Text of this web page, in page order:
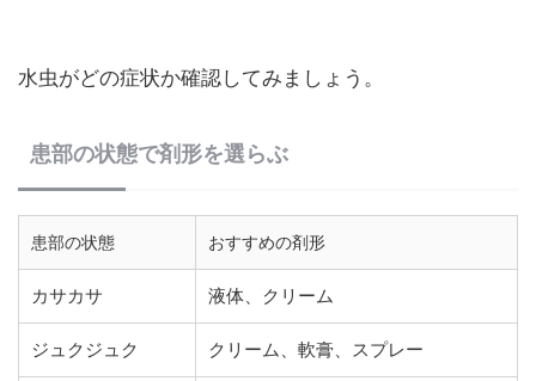
水虫がどの症状か確認してみましょう。
患部の状態で剤形を選らぶ
患部の状態 おすすめの剤形
カサカサ 液体、クリーム
ジュクジュク クリーム、軟膏、スプレー